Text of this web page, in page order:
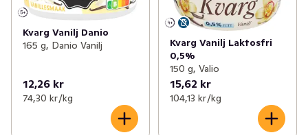
Kvarg Vanilj Danio
165 g, Danio Vanilj
12,26 kr
74,30 kr /kg
Kvarg Vanilj Laktosfri
0,5%
150 g, Valio
15,62 kr
104,13 kr /kg